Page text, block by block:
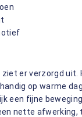
er verzorgd
op warme
een fijne
nette